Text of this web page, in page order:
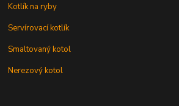
Kotlík na ryby
Servírovací kotlík
Smaltovaný kotol
Nerezový kotol